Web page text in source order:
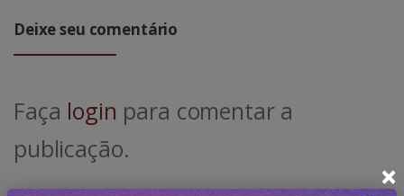
Deixe seu comentário
Faça login para comentar a
publicação.
×